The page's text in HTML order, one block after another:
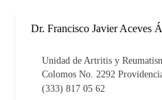
Dr. Francisco Javier Aceves
Unidad de Artritis y
Colomos No. 2292
(333) 817 05 62